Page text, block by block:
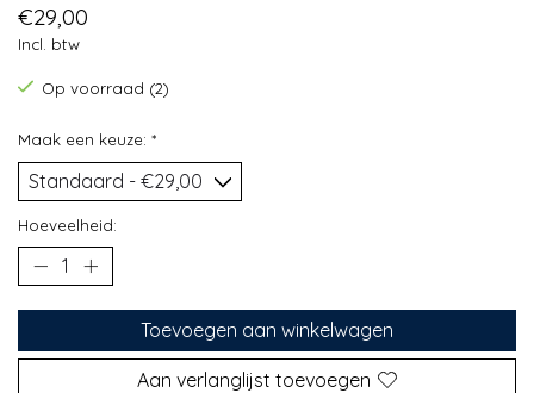
€29,00
Incl. btw
Op voorraad (2)
Maak een keuze: *
Hoeveelheid:
Toevoegen aan winkelwagen
Aan verlanglijst toevoegen